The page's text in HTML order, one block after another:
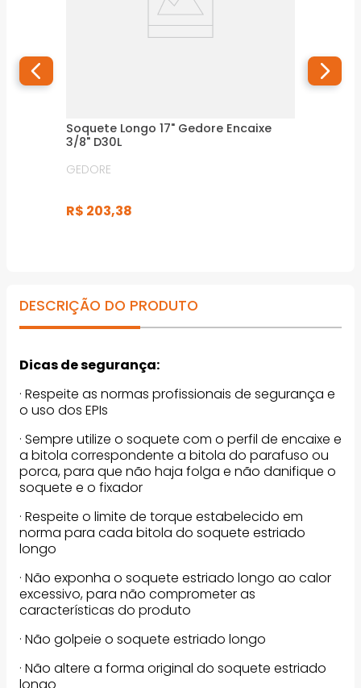
Soquete Longo 17" Gedore Encaixe
3/8" D30L
GEDORE
R$ 203,38
DESCRIÇÃO DO PRODUTO
Dicas de segurança:
· Respeite as normas profissionais de segurança e
o uso dos EPIs
· Sempre utilize o soquete com o perfil de encaixe e
a bitola correspondente a bitola do parafuso ou
porca, para que não haja folga e não danifique o
soquete e o fixador
· Respeite o limite de torque estabelecido em
norma para cada bitola do soquete estriado
longo
· Não exponha o soquete estriado longo ao calor
excessivo, para não comprometer as
características do produto
· Não golpeie o soquete estriado longo
· Não altere a forma original do soquete estriado